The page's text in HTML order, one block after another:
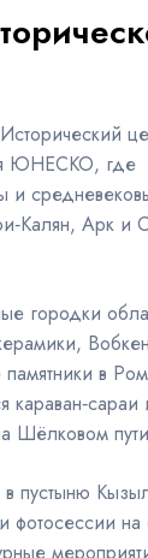
ЮНЕСКО, где
и
Арк и
городки
в
Шёлковом
пустыню
фотосессии